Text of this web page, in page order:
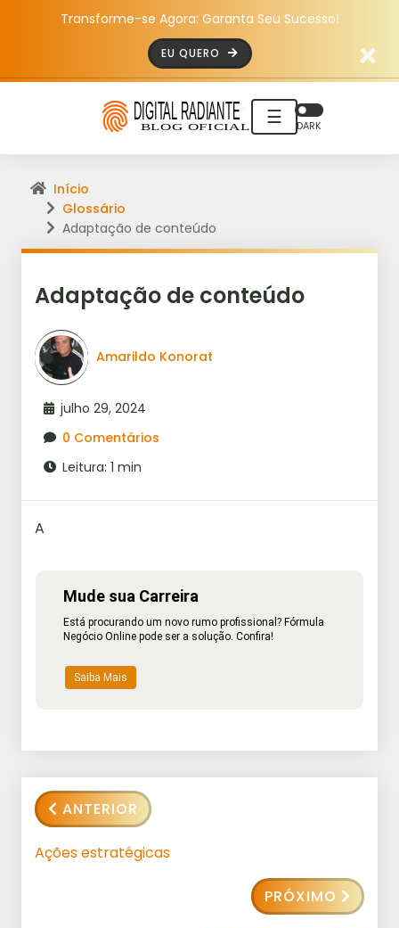
Transforme-se Agora: Garanta Seu Sucesso!
EU QUERO
☰ DARK
Início
Glossário
Adaptação de conteúdo
Adaptação de conteúdo
Amarildo Konorat
julho 29, 2024
0 Comentários
Leitura: 1 min
A
Mude sua Carreira
Está procurando um novo rumo profissional? Fórmula
Negócio Online pode ser a solução. Confira!
Saiba Mais
ANTERIOR
Ações estratégicas
PRÓXIMO